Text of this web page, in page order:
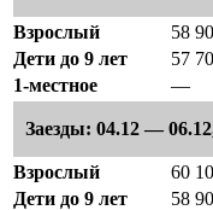
Взрослый 58
Дети до 9 лет
57
1-местное
—
Заезды: 04.12 —
Взрослый 60
Дети до 9 лет
58